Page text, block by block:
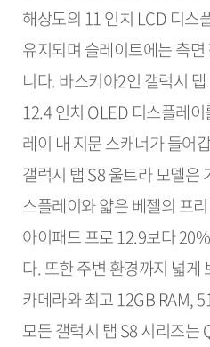
해상도의 11 인치 LCD 디스
유지되며 슬레이트에는 측
니다. 바스키아2인 갤럭시
12.4 인치 OLED 디스플레
레이 내 지문 스캐너가 들어
갤럭시 탭 S8 울트라 모델은
스플레이와 얇은 베젤의 프
아이패드 프로 12.9보다
다. 또한 주변 환경까지 넓게
카메라와 최고 12GB RAM,
모든 갤럭시 탭 S8 시리즈